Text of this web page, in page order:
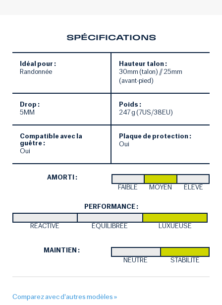
SPÉCIFICATIONS
Idéal pour :
Randonnée
Hauteur talon :
30mm (talon) // 25mm
(avant-pied)
Drop :
5MM
Poids :
247 g (7US/38EU)
Compatible avec la
guêtre :
Oui
Plaque de protection :
Oui
AMORTI :
FAIBLE
MOYEN ÉLEVÉ
PERFORMANCE :
RÉACTIVE ÉQUILIBRÉE LUXUEUSE
MAINTIEN :
NEUTRE
STABILITÉ
Comparez avec d'autres modèles »